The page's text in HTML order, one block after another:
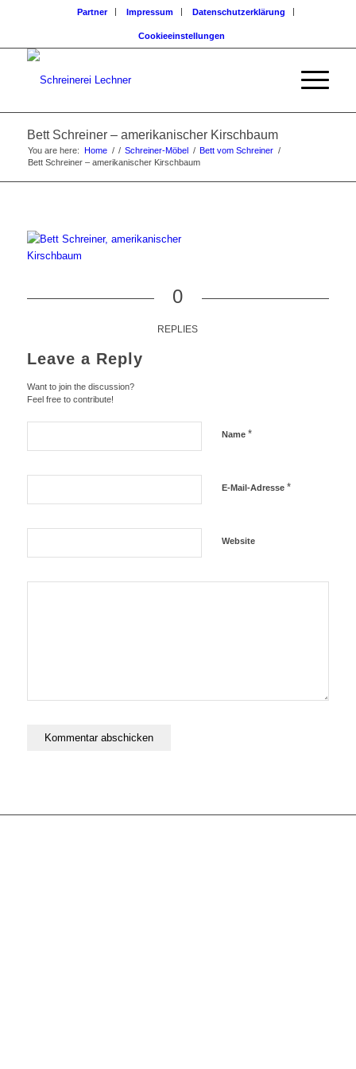
Partner Impressum Datenschutzerklärung
Cookieeinstellungen
Bett Schreiner – amerikanischer Kirschbaum
You are here: Home / / Schreiner-Möbel / Bett vom Schreiner /
Bett Schreiner – amerikanischer Kirschbaum
0
REPLIES
Leave a Reply
Want to join the discussion?
Feel free to contribute!
Name *
E-Mail-Adresse *
Website